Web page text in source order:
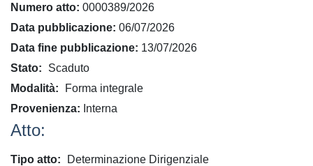
Numero atto 0000389/2026
Data pubblicazione 06/07/2026
Data fine pubblicazione 13/07/2026
Stato
Scaduto
Modalità
Forma integrale
Provenienza
Interna
Atto:
Tipo atto
Determinazione Dirigenziale